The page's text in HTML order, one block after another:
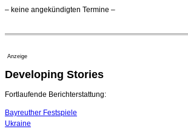
Ensemblemitglieder
Dirigent Nicolás Pasquet mit Würth-Preis der
Jeunesses Musicales ausgezeichnet
07. August 2026 - 13:20 Uhr
– keine angekündigten Termine –
Anzeige
Developing Stories
Fortlaufende Berichterstattung:
Bayreuther Festspiele
Ukraine